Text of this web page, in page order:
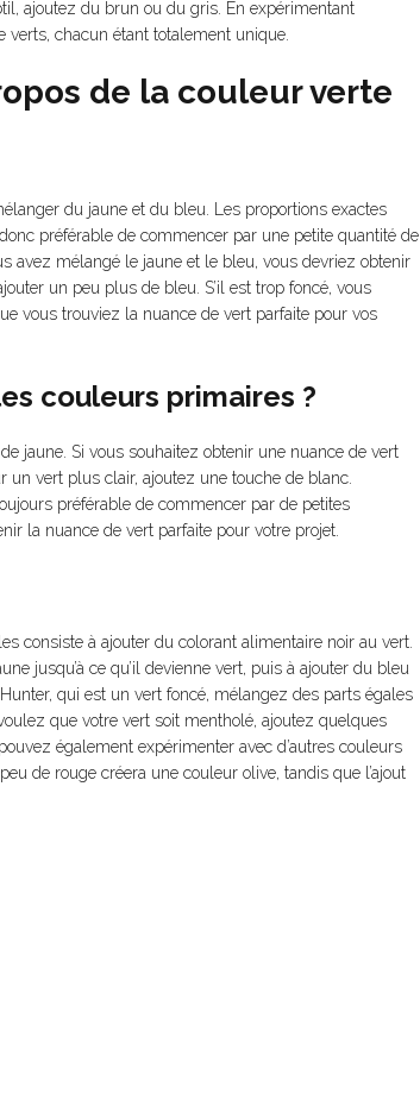
ajoutez du brun ou du gris. En expérimentant
chacun étant totalement unique.
de la couleur verte
du jaune et du bleu. Les proportions exactes
préférable de commencer par une petite quantité de
avez mélangé le jaune et le bleu, vous devriez obtenir
un peu plus de bleu. S’il est trop foncé, vous
vous trouviez la nuance de vert parfaite pour vos
couleurs primaires ?
jaune. Si vous souhaitez obtenir une nuance de vert
un vert plus clair, ajoutez une touche de blanc.
préférable de commencer par de petites
la nuance de vert parfaite pour votre projet.
consiste à ajouter du colorant alimentaire noir au vert.
jusqu’à ce qu’il devienne vert, puis à ajouter du bleu
qui est un vert foncé, mélangez des parts égales
que votre vert soit mentholé, ajoutez quelques
également expérimenter avec d’autres couleurs
de rouge créera une couleur olive, tandis que l’ajout